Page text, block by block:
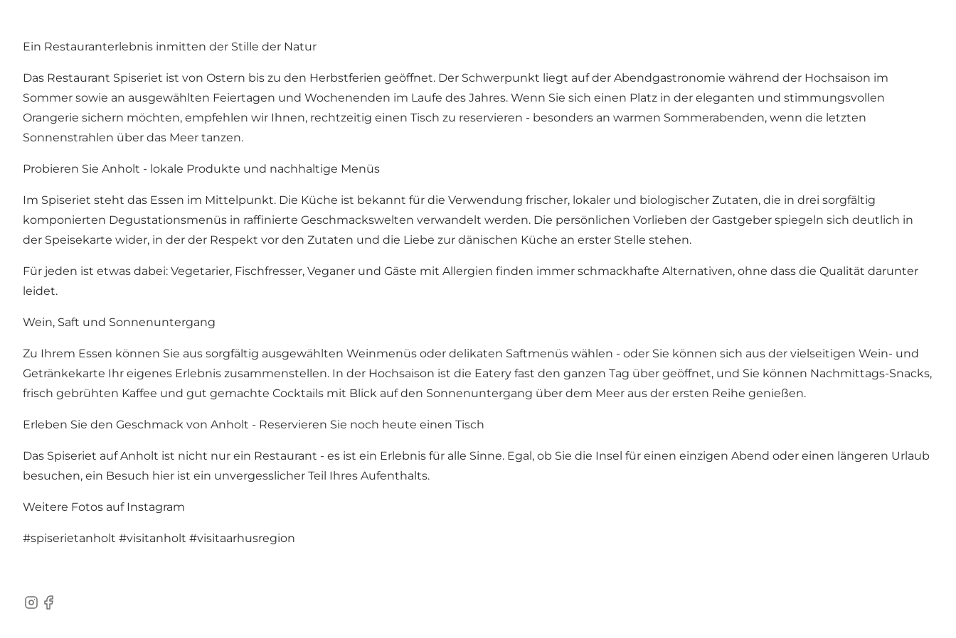
Ein Restauranterlebnis inmitten der Stille der Natur
Das Restaurant Spiseriet ist von Ostern bis zu den Herbstferien geöffnet. Der Schwerpunkt liegt auf der Abendgastronomie während der Hochsaison im
Sommer sowie an ausgewählten Feiertagen und Wochenenden im Laufe des Jahres. Wenn Sie sich einen Platz in der eleganten und stimmungsvollen
Orangerie sichern möchten, empfehlen wir Ihnen, rechtzeitig einen Tisch zu reservieren - besonders an warmen Sommerabenden, wenn die letzten
Sonnenstrahlen über das Meer tanzen.
Probieren Sie Anholt - lokale Produkte und nachhaltige Menüs
Im Spiseriet steht das Essen im Mittelpunkt. Die Küche ist bekannt für die Verwendung frischer, lokaler und biologischer Zutaten, die in drei sorgfältig
komponierten Degustationsmenüs in raffinierte Geschmackswelten verwandelt werden. Die persönlichen Vorlieben der Gastgeber spiegeln sich deutlich in
der Speisekarte wider, in der der Respekt vor den Zutaten und die Liebe zur dänischen Küche an erster Stelle stehen.
Für jeden ist etwas dabei: Vegetarier, Fischfresser, Veganer und Gäste mit Allergien finden immer schmackhafte Alternativen, ohne dass die Qualität darunter
leidet.
Wein, Saft und Sonnenuntergang
Zu Ihrem Essen können Sie aus sorgfältig ausgewählten Weinmenüs oder delikaten Saftmenüs wählen - oder Sie können sich aus der vielseitigen Wein- und
Getränkekarte Ihr eigenes Erlebnis zusammenstellen. In der Hochsaison ist die Eatery fast den ganzen Tag über geöffnet, und Sie können Nachmittags-Snacks,
frisch gebrühten Kaffee und gut gemachte Cocktails mit Blick auf den Sonnenuntergang über dem Meer aus der ersten Reihe genießen.
Erleben Sie den Geschmack von Anholt - Reservieren Sie noch heute einen Tisch
Das Spiseriet auf Anholt ist nicht nur ein Restaurant - es ist ein Erlebnis für alle Sinne. Egal, ob Sie die Insel für einen einzigen Abend oder einen längeren Urlaub
besuchen, ein Besuch hier ist ein unvergesslicher Teil Ihres Aufenthalts.
Weitere Fotos auf Instagram
#spiserietanholt #visitanholt #visitaarhusregion
Instagram
Facebook